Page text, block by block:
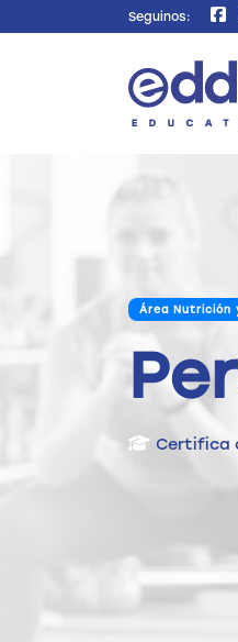
Seguinos:
Área Nutrición
Certifica